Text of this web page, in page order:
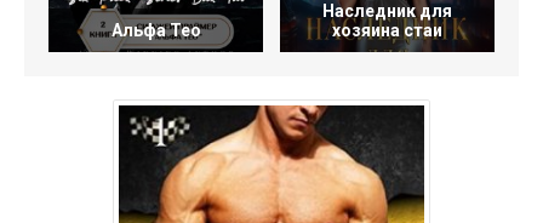
Альфа Тео
Наследник для
хозяина стаи